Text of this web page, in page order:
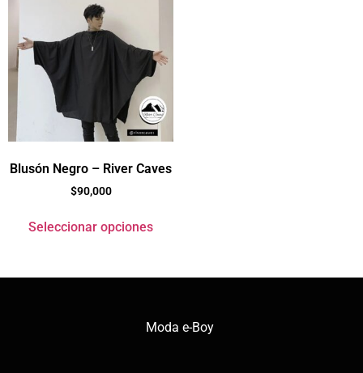
Blusón Negro – River Caves
$90,000
Seleccionar opciones
Moda e-Boy